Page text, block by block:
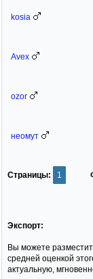
kosia
Avex
ozor
неомут
Страницы: 1
Экспорт:
Вы можете
средней оценкой
актуальную,